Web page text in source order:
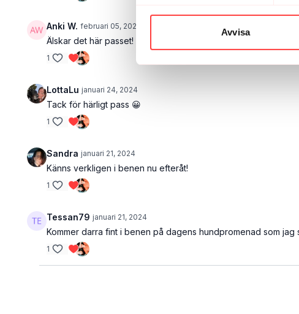
Avvisa
Anki W. februari 05, 2024
Älskar det här passet!
1
LottaLu januari 24, 2024
Tack för härligt pass 😀
1
Sandra januari 21, 2024
Känns verkligen i benen nu efteråt!
1
Tessan79 januari 21, 2024
Kommer darra fint i benen på dagens hundpromenad som
1